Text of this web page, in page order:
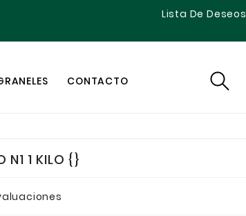
Lista De Deseos
CONTACTO
N1 1 KILO {}